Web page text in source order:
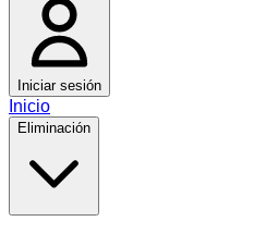
Iniciar sesión
Inicio
Eliminación